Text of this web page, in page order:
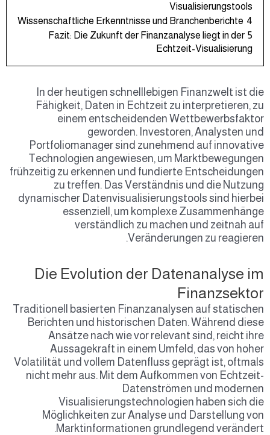
Visualisierungstools
4
Wissenschaftliche Erkenntnisse und Branchenberichte
Fazit: Die Zukunft der Finanzanalyse liegt in der
Echtzeit-Visualisierung
In der heutigen schnelllebigen Finanzwelt ist die
Fähigkeit, Daten in Echtzeit zu interpretieren, zu
einem entscheidenden Wettbewerbsfaktor
geworden. Investoren, Analysten und
Portfoliomanager sind zunehmend auf innovative
Technologien angewiesen, um Marktbewegungen
frühzeitig zu erkennen und fundierte Entscheidungen
zu treffen. Das Verständnis und die Nutzung
dynamischer Datenvisualisierungstools sind hierbei
essenziell, um komplexe Zusammenhänge
verständlich zu machen und zeitnah auf
Veränderungen zu reagieren.
Die Evolution der Datenanalyse im
Finanzsektor
Traditionell basierten Finanzanalysen auf statischen
Berichten und historischen Daten. Während diese
Ansätze nach wie vor relevant sind, reicht ihre
Aussagekraft in einem Umfeld, das von hoher
Volatilität und vollem Datenfluss geprägt ist, oftmals
nicht mehr aus. Mit dem Aufkommen von Echtzeit-
Datenströmen und modernen
Visualisierungstechnologien haben sich die
Möglichkeiten zur Analyse und Darstellung von
Marktinformationen grundlegend verändert.